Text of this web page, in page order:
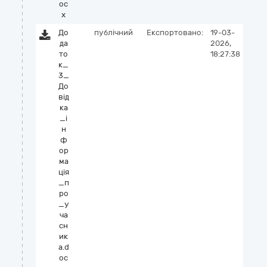
oc
x
До
да
то
к_
3_
До
від
ка
_і
н
ф
ор
ма
ція
_п
ро
_у
ча
сн
ик
а.d
oc
публічний Експортовано:
19-03-
2026,
18:27:38